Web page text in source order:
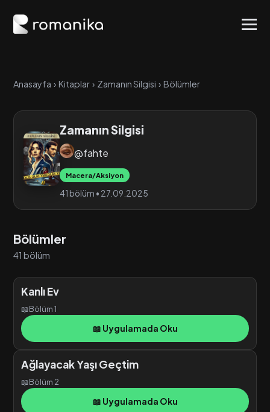
Anasayfa › Kitaplar › Zamanın Silgisi › Bölümler
Zamanın Silgisi
@fahte
Macera/Aksiyon
41 bölüm • 27.09.2025
Bölümler
41 bölüm
Kanlı Ev
📖Bölüm 1
📖 Uygulamada Oku
Ağlayacak Yaşı Geçtim
📖Bölüm 2
📖 Uygulamada Oku